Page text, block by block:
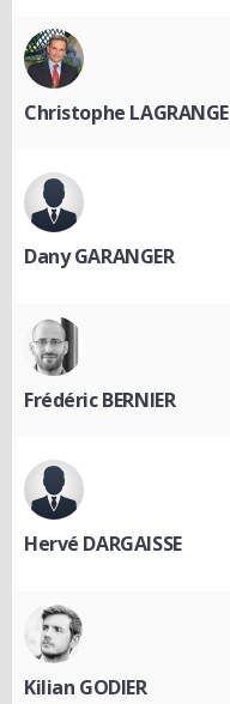
Christophe LAGRANGE
Dany GARANGER
Frédéric BERNIER
Hervé DARGAISSE
Kilian GODIER